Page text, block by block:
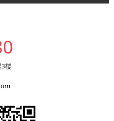
3楼